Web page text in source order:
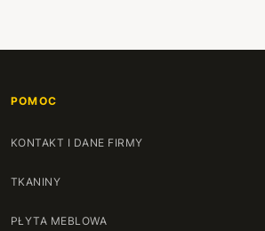
POMOC
KONTAKT I DANE FIRMY
TKANINY
PŁYTA MEBLOWA